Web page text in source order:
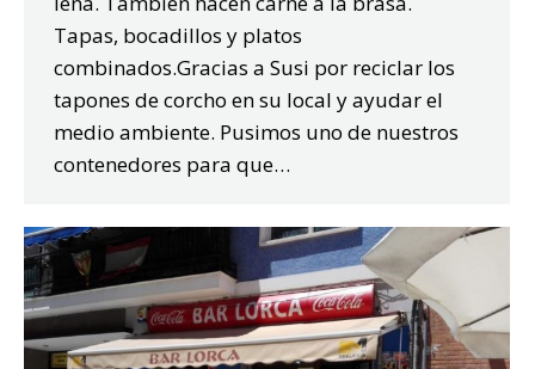
Tapas, bocadillos y platos
combinados.Gracias a Susi por reciclar los
tapones de corcho en su local y ayudar el
medio ambiente. Pusimos uno de nuestros
contenedores para que…